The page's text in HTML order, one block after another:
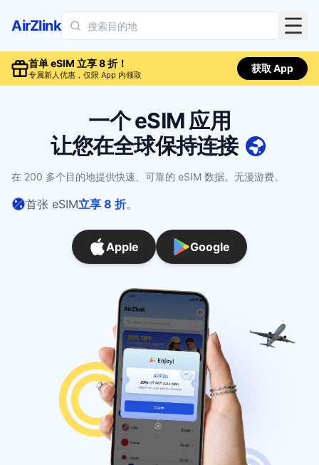
首单 eSIM 立享 8 折！
专属新人优惠，仅限 App 内领取
获取 App
AirZlink
一个 eSIM 应用
让您在全球保持连接
在 200 多个目的地提供快速、可靠的 eSIM 数据。无漫游费。
首张 eSIM立享 8 折。
Apple Google